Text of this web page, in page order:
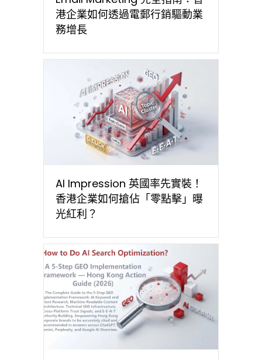
港企業如何透過電郵行銷驅動業
務增長
AI Impression 英國率先實裝！
香港企業如何搶佔「零點擊」曝
光紅利？